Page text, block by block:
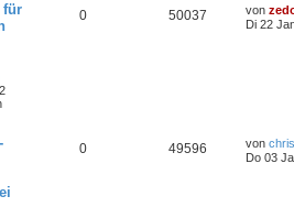
für
0 50037 von
Di 22
0 49596 von
Do 03